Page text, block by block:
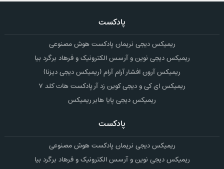
پادکست
ریمیکس دیجی نریمان پادکست هوش مصنوعی
ریمیکس دیجی نوین و آرسس الکترونیک و فرهاد برگرد بیا
ریمیکس آرون افشار آرام آرام (ریمیکس دیجی دیزنا)
ریمیکس ای کی و دیجی کوین زد آر پادکست هات کلد ۷
ریمیکس دیجی پایا هابر ریمیکس
پادکست
ریمیکس دیجی نریمان پادکست هوش مصنوعی
ریمیکس دیجی نوین و آرسس الکترونیک و فرهاد برگرد بیا